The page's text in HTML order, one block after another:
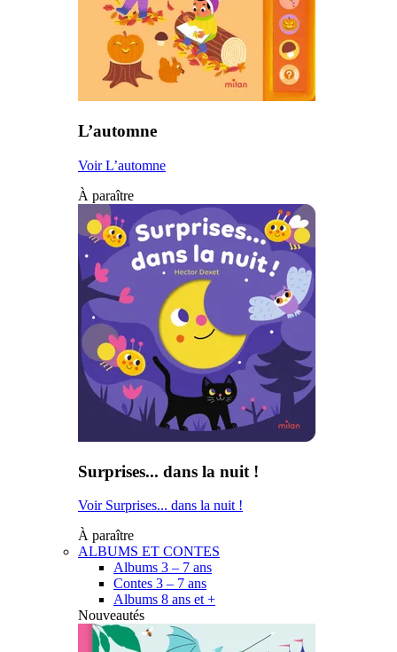
L’automne
Voir L’automne
À paraître
Surprises... dans la nuit !
Voir Surprises... dans la nuit !
À paraître
ALBUMS ET CONTES
Albums 3 – 7 ans
Contes 3 – 7 ans
Albums 8 ans et +
Nouveautés